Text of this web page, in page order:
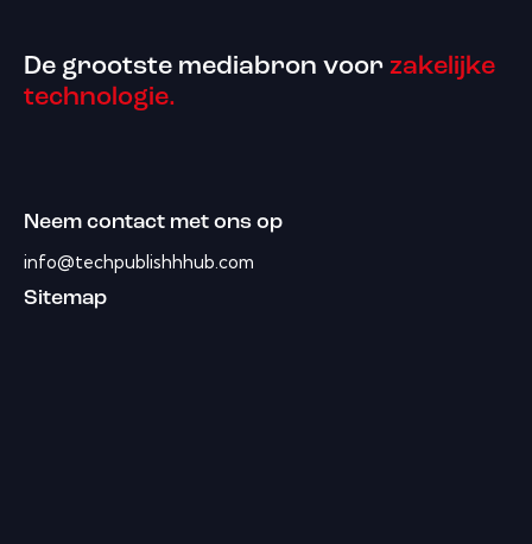
De grootste mediabron voor zakelijke
technologie.
Neem contact met ons op
info@techpublishhhub.com
Sitemap